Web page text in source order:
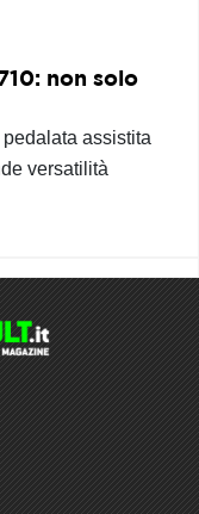
non solo
assistita
versatilità